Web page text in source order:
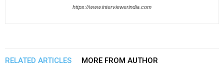
https://www.interviewerindia.com
RELATED ARTICLES MORE FROM AUTHOR